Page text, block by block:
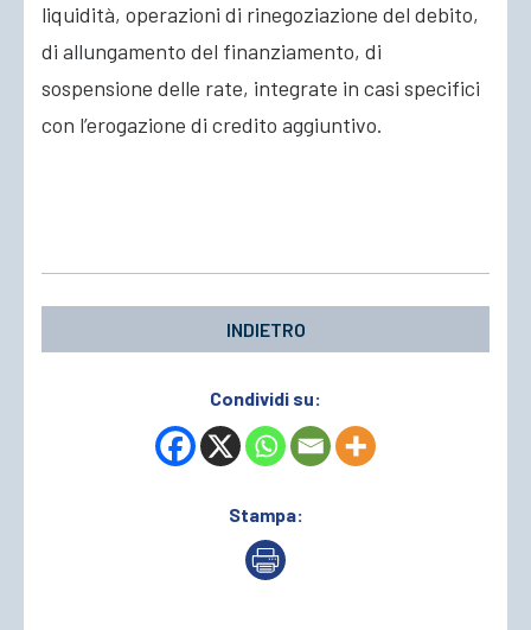
liquidità, operazioni di rinegoziazione del debito,
di allungamento del finanziamento, di
sospensione delle rate, integrate in casi specifici
con l’erogazione di credito aggiuntivo.
INDIETRO
Condividi su:
Stampa: